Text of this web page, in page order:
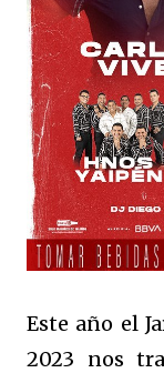
Este año el
2023 nos